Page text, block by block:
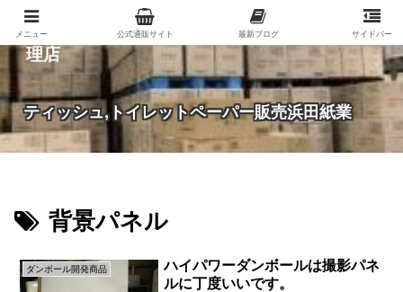
紙（家庭紙・包装紙・印刷用紙など）の総合代
理店
ティッシュ,トイレットペーパー販売浜田紙業
背景パネル
ダンボール開発商品
ハイパワーダンボールは撮影パネ
ルに丁度いいです。
メニュー 公式通販サイト 最新ブログ サイドバー